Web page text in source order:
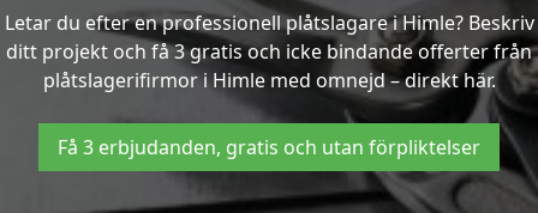
Letar du efter en professionell plåtslagare i Himle? Beskriv
ditt projekt och få 3 gratis och icke bindande offerter från
plåtslagerifirmor i Himle med omnejd – direkt här.
Få 3 erbjudanden, gratis och utan förpliktelser